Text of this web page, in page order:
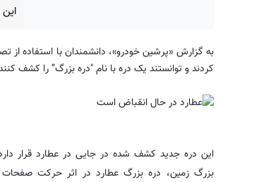
به گزارش «پرشین خودرو»، دانشمندان با استفاده از
کردند و توانستند یک دره با نام "دره بزرگ” را کشف
این دره جدید کشف شده در جایی در عطارد قرار
بزرگ زمین، دره بزرگ عطارد در اثر حرکت صفحات